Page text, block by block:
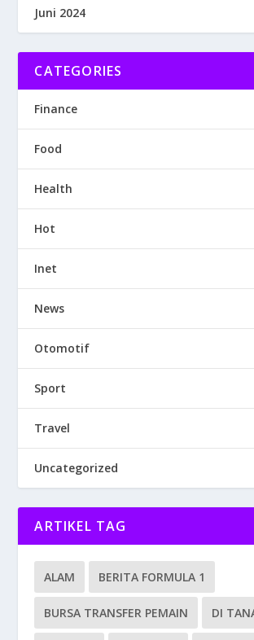
Juni 2024
CATEGORIES
Finance
Food
Health
Hot
Inet
News
Otomotif
Sport
Travel
Uncategorized
ARTIKEL TAG
ALAM BERITA FORMULA 1
BURSA TRANSFER PEMAIN DI